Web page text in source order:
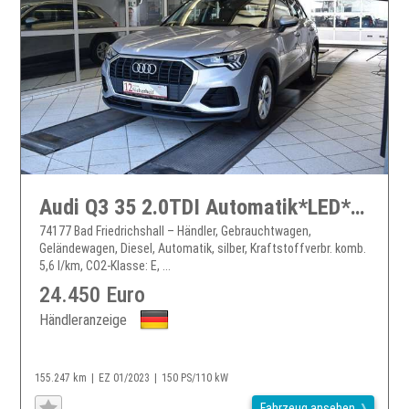
Audi Q3 35 2.0TDI Automatik*LED*Cockpit Digital
74177 Bad Friedrichshall – Händler, Gebrauchtwagen,
Geländewagen, Diesel, Automatik, silber, Kraftstoffverbr. komb.
5,6 l/km, CO2-Klasse: E, ...
24.450 Euro
Händleranzeige
155.247 km EZ 01/2023 150 PS/110 kW